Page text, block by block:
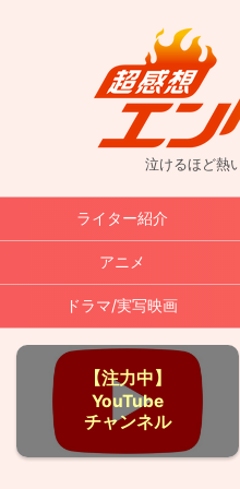
泣けるほど熱
ライター紹介
アニメ
ドラマ/実写映画
【注力中】
YouTube
チャンネル